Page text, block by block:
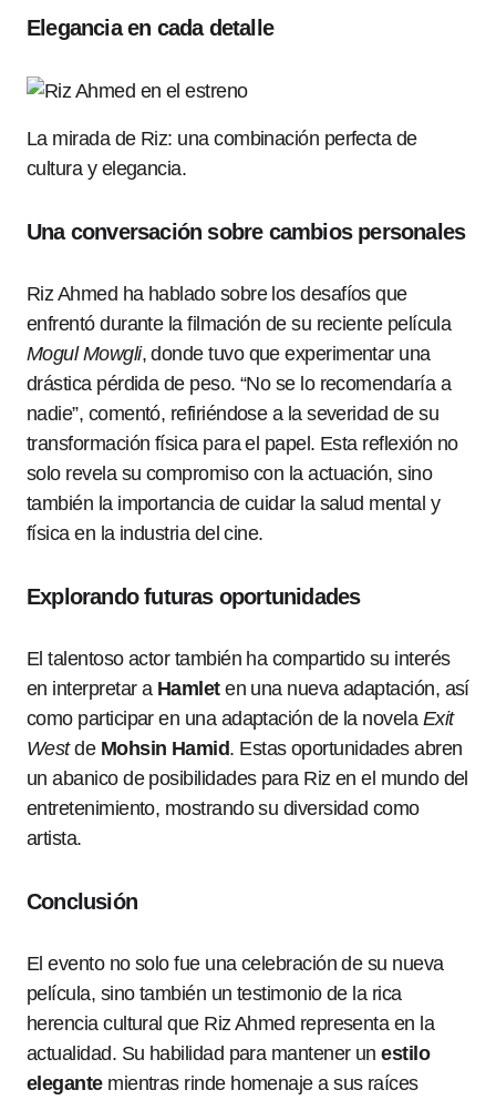
Elegancia en cada detalle
La mirada de Riz: una combinación perfecta de
cultura y elegancia.
Una conversación sobre cambios personales
Riz Ahmed ha hablado sobre los desafíos que
enfrentó durante la filmación de su reciente película
Mogul Mowgli, donde tuvo que experimentar una
drástica pérdida de peso. “No se lo recomendaría a
nadie”, comentó, refiriéndose a la severidad de su
transformación física para el papel. Esta reflexión no
solo revela su compromiso con la actuación, sino
también la importancia de cuidar la salud mental y
física en la industria del cine.
Explorando futuras oportunidades
El talentoso actor también ha compartido su interés
en interpretar a Hamleten una nueva adaptación, así
como participar en una adaptación de la novela Exit
Westde Mohsin Hamid. Estas oportunidades abren
un abanico de posibilidades para Riz en el mundo del
entretenimiento, mostrando su diversidad como
artista.
Conclusión
El evento no solo fue una celebración de su nueva
película, sino también un testimonio de la rica
herencia cultural que Riz Ahmed representa en la
actualidad. Su habilidad para mantener unestilo
elegantemientras rinde homenaje a sus raíces